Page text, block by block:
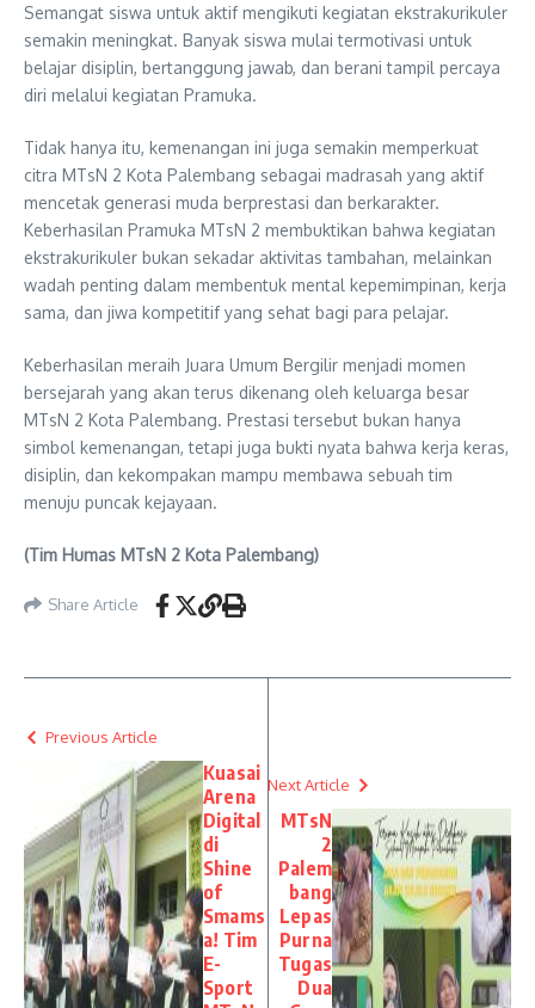
Semangat siswa untuk aktif mengikuti kegiatan ekstrakurikuler
semakin meningkat. Banyak siswa mulai termotivasi untuk
belajar disiplin, bertanggung jawab, dan berani tampil percaya
diri melalui kegiatan Pramuka.
Tidak hanya itu, kemenangan ini juga semakin memperkuat
citra MTsN 2 Kota Palembang sebagai madrasah yang aktif
mencetak generasi muda berprestasi dan berkarakter.
Keberhasilan Pramuka MTsN 2 membuktikan bahwa kegiatan
ekstrakurikuler bukan sekadar aktivitas tambahan, melainkan
wadah penting dalam membentuk mental kepemimpinan, kerja
sama, dan jiwa kompetitif yang sehat bagi para pelajar.
Keberhasilan meraih Juara Umum Bergilir menjadi momen
bersejarah yang akan terus dikenang oleh keluarga besar
MTsN 2 Kota Palembang. Prestasi tersebut bukan hanya
simbol kemenangan, tetapi juga bukti nyata bahwa kerja keras,
disiplin, dan kekompakan mampu membawa sebuah tim
menuju puncak kejayaan.
(Tim Humas MTsN 2 Kota Palembang)
Share Article
Previous Article
Kuasai
Arena
Digital
di
Shine
of
Smams
a! Tim
E-
Sport
Next Article
MTsN
2
Palem
bang
Lepas
Purna
Tugas
Dua